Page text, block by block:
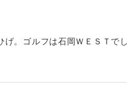
。ゴルフは石岡ＷＥＳＴでし